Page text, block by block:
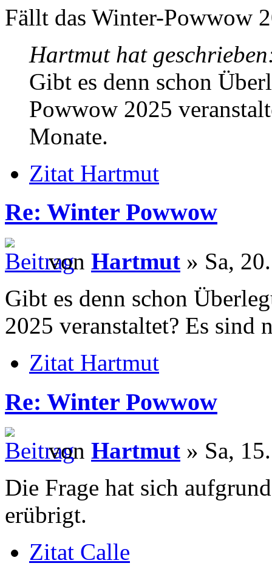
Fällt das Winter-Powwow
Hartmut hat
Gibt es denn schon
Powwow 2025
Monate.
Zitat Hartmut
Re: Winter Powwow
von Hartmut » Sa,
Gibt es denn schon
2025 veranstaltet? Es sind
Zitat Hartmut
Re: Winter Powwow
von Hartmut » Sa,
Die Frage hat sich
erübrigt.
Zitat Calle